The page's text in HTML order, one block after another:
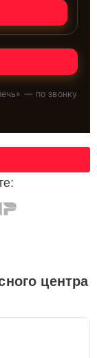
» — по звонку
центра